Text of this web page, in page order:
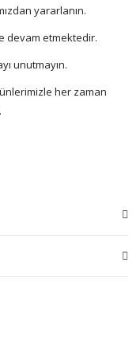
yararlanın.
devam etmektedir.
unutmayın.
her zaman